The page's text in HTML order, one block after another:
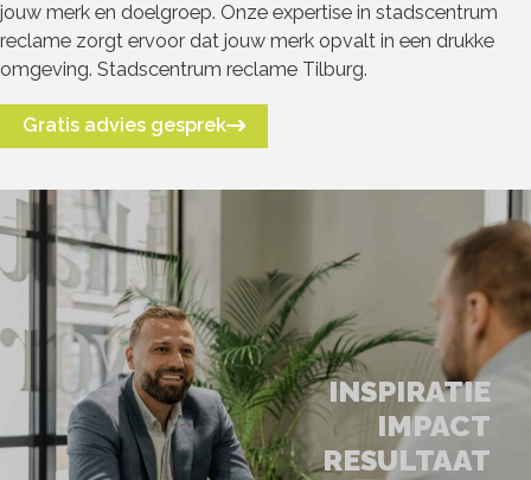
jouw merk en doelgroep. Onze expertise in stadscentrum
reclame zorgt ervoor dat jouw merk opvalt in een drukke
omgeving. Stadscentrum reclame Tilburg.
Gratis advies gesprek
INSPIRATIE
IMPACT
RESULTAAT